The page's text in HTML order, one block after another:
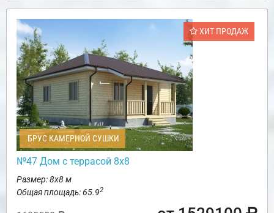
ХИТ ПРОДАЖ
БРУС КАМЕРНОЙ СУШКИ
№47 Дом с террасой 8х8
Размер: 8х8 м
Общая площадь: 65.92